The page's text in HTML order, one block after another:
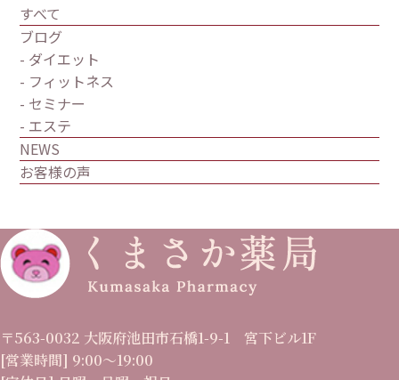
すべて
ブログ
- ダイエット
- フィットネス
- セミナー
- エステ
NEWS
お客様の声
〒563-0032 大阪府池田市石橋1-9-1 宮下ビル1F
[営業時間] 9:00〜19:00